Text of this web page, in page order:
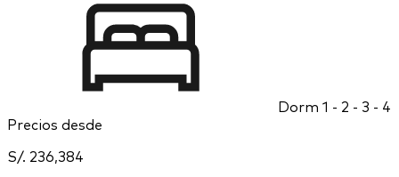
Dorm 1 - 2 - 3 - 4
Precios desde
S/. 236,384